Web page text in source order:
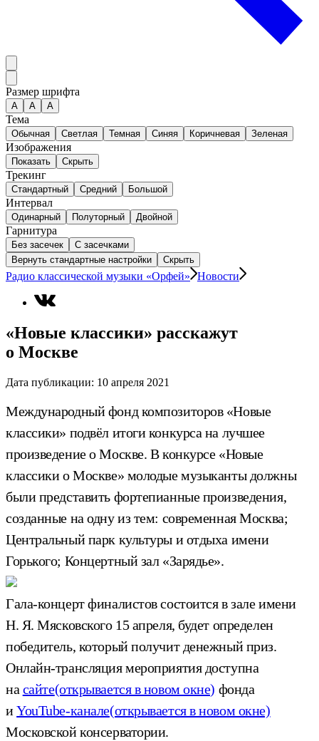
Размер шрифта
А A A
Тема
Обычная Светлая Темная Синяя Коричневая Зеленая
Изображения
Показать Скрыть
Трекинг
Стандартный Средний Большой
Интервал
Одинарный Полуторный Двойной
Гарнитура
Без засечек
С засечками
Вернуть стандартные настройки
Скрыть
Радио классической музыки «Орфей» Новости
«Новые классики» расскажут
о Москве
Дата публикации: 10 апреля 2021
Международный фонд композиторов «Новые
классики» подвёл итоги конкурса на лучшее
произведение о Москве. В конкурсе «Новые
классики о Москве» молодые музыканты должны
были представить фортепианные произведения,
созданные на одну из тем: современная Москвa;
Центральный парк культуры и отдыха имени
Горького; Концертный зал «Зарядье».
Гала-концерт финалистов состоится в зале имени
Н. Я. Мясковского 15 апреля, будет определен
победитель, который получит денежный приз.
Онлайн-трансляция мероприятия доступна
на сайте(открывается в новом окне) фонда
иYouTube-канале(открывается в новом окне)
Московской консерватории.